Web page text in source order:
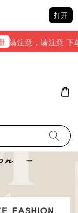
打开
请注意，请注意 下